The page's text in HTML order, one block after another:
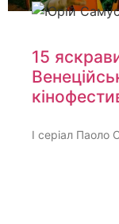
15
І серіал Паоло